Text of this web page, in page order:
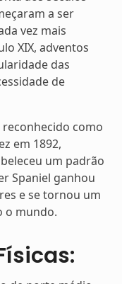
a ser
vez mais
XIX, adventos
das
de
como
em 1892,
um padrão
Spaniel ganhou
e se tornou um
o mundo.